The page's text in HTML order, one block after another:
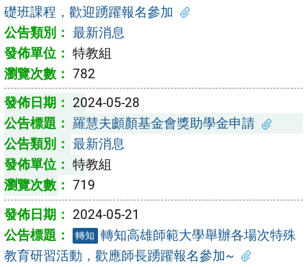
礎班課程，歡迎踴躍報名參加
最新消息
特教組
782
2024-05-28
羅慧夫顱顏基金會獎助學金申請
最新消息
特教組
719
2024-05-21
轉知 轉知高雄師範大學舉辦各場次特殊
教育研習活動，歡應師長踴躍報名參加~